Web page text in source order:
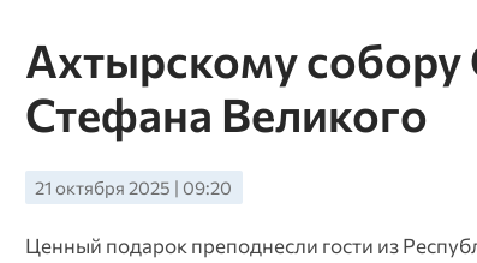
Ахтырскому собору
Стефана Великого
21 октября 2025 | 09:20
Ценный подарок преподнесли гости из